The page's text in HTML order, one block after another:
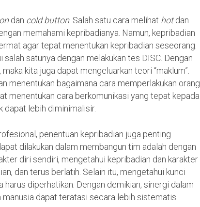
dan cold button. Salah satu cara melihat hotdan
memahami kepribadianya. Namun, kepribadian
agar tepat menentukan kepribadian seseorang.
satunya dengan melakukan tes DISC. Dengan
kita juga dapat mengeluarkan teori “maklum”.
menentukan bagaimana cara memperlakukan orang
menentukan cara berkomunikasi yang tepat kepada
dapat lebih diminimalisir.
penentuan kepribadian juga penting
dilakukan dalam membangun tim adalah dengan
diri sendiri, mengetahui kepribadian dan karakter
dan terus berlatih. Selain itu, mengetahui kunci
harus diperhatikan. Dengan demikian, sinergi dalam
dapat teratasi secara lebih sistematis.